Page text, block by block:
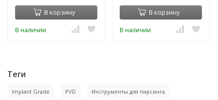
В корзину
В наличии
В корзину
В наличии
Теги
Implant Grade PVD Инструменты для пирсинга